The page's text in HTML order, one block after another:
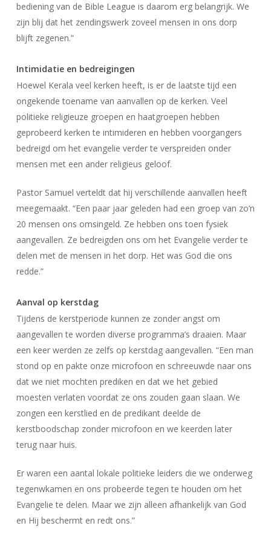
bediening van de Bible League is daarom erg belangrijk. We
zijn blij dat het zendingswerk zoveel mensen in ons dorp
blijft zegenen.”
Intimidatie en bedreigingen
Hoewel Kerala veel kerken heeft, is er de laatste tijd een
ongekende toename van aanvallen op de kerken. Veel
politieke religieuze groepen en haatgroepen hebben
geprobeerd kerken te intimideren en hebben voorgangers
bedreigd om het evangelie verder te verspreiden onder
mensen met een ander religieus geloof.
Pastor Samuel verteldt dat hij verschillende aanvallen heeft
meegemaakt. “Een paar jaar geleden had een groep van zo’n
20 mensen ons omsingeld. Ze hebben ons toen fysiek
aangevallen. Ze bedreigden ons om het Evangelie verder te
delen met de mensen in het dorp. Het was God die ons
redde.”
Aanval op kerstdag
Tijdens de kerstperiode kunnen ze zonder angst om
aangevallen te worden diverse programma’s draaien. Maar
een keer werden ze zelfs op kerstdag aangevallen. “Een man
stond op en pakte onze microfoon en schreeuwde naar ons
dat we niet mochten prediken en dat we het gebied
moesten verlaten voordat ze ons zouden gaan slaan. We
zongen een kerstlied en de predikant deelde de
kerstboodschap zonder microfoon en we keerden later
terug naar huis.
Er waren een aantal lokale politieke leiders die we onderweg
tegenwkamen en ons probeerde tegen te houden om het
Evangelie te delen. Maar we zijn alleen afhankelijk van God
en Hij beschermt en redt ons.”